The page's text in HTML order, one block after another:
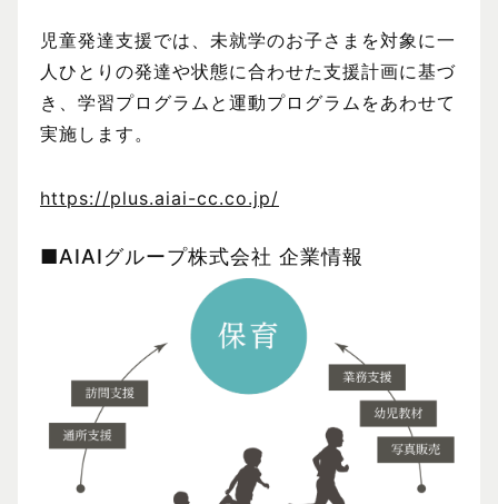
児童発達支援では、未就学のお子さまを対象に一
人ひとりの発達や状態に合わせた支援計画に基づ
き、学習プログラムと運動プログラムをあわせて
実施します。
https://plus.aiai-cc.co.jp/
■AIAIグループ株式会社 企業情報